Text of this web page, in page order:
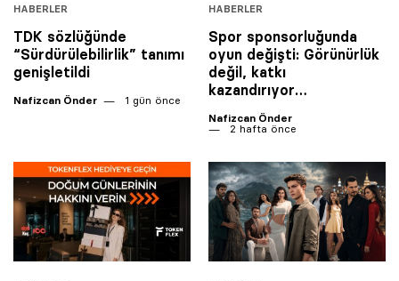
HABERLER
TDK sözlüğünde
“Sürdürülebilirlik” tanımı
genişletildi
Nafizcan Önder 1 gün önce
HABERLER
Spor sponsorluğunda
oyun değişti: Görünürlük
değil, katkı
kazandırıyor…
Nafizcan Önder
2 hafta önce